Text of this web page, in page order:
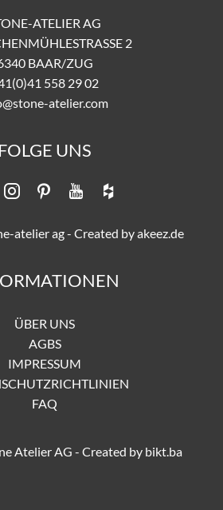
ATELIER AG
2
BAAR/ZUG
558 29 02
atelier.com
FOLGE UNS
atelier ag - Created byakeez.de
ÜBER UNS
AGBS
IMPRESSUM
FAQ
Atelier AG - Created by bikt.ba